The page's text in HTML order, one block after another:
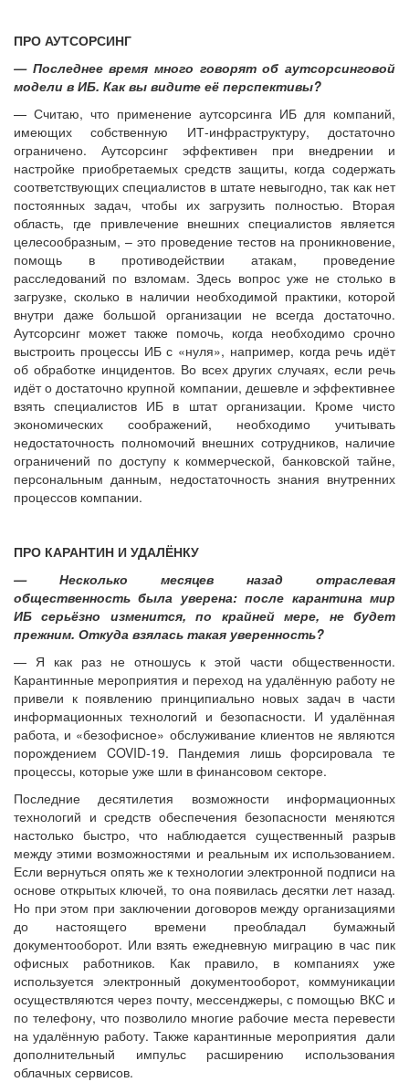
ПРО АУТСОРСИНГ
— Последнее время много говорят об аутсорсинговой
модели в ИБ. Как вы видите её перспективы?
— Считаю, что применение аутсорсинга ИБ для компаний,
имеющих собственную ИТ-инфраструктуру, достаточно
ограничено. Аутсорсинг эффективен при внедрении и
настройке приобретаемых средств защиты, когда содержать
соответствующих специалистов в штате невыгодно, так как нет
постоянных задач, чтобы их загрузить полностью. Вторая
область, где привлечение внешних специалистов является
целесообразным, – это проведение тестов на проникновение,
помощь в противодействии атакам, проведение
расследований по взломам. Здесь вопрос уже не столько в
загрузке, сколько в наличии необходимой практики, которой
внутри даже большой организации не всегда достаточно.
Аутсорсинг может также помочь, когда необходимо срочно
выстроить процессы ИБ с «нуля», например, когда речь идёт
об обработке инцидентов. Во всех других случаях, если речь
идёт о достаточно крупной компании, дешевле и эффективнее
взять специалистов ИБ в штат организации. Кроме чисто
экономических соображений, необходимо учитывать
недостаточность полномочий внешних сотрудников, наличие
ограничений по доступу к коммерческой, банковской тайне,
персональным данным, недостаточность знания внутренних
процессов компании.
ПРО КАРАНТИН И УДАЛЁНКУ
— Несколько месяцев назад отраслевая
общественность была уверена: после карантина мир
ИБ серьёзно изменится, по крайней мере, не будет
прежним. Откуда взялась такая уверенность?
— Я как раз не отношусь к этой части общественности.
Карантинные мероприятия и переход на удалённую работу не
привели к появлению принципиально новых задач в части
информационных технологий и безопасности. И удалённая
работа, и «безофисное» обслуживание клиентов не являются
порождением COVID-19. Пандемия лишь форсировала те
процессы, которые уже шли в финансовом секторе.
Последние десятилетия возможности информационных
технологий и средств обеспечения безопасности меняются
настолько быстро, что наблюдается существенный разрыв
между этими возможностями и реальным их использованием.
Если вернуться опять же к технологии электронной подписи на
основе открытых ключей, то она появилась десятки лет назад.
Но при этом при заключении договоров между организациями
до настоящего времени преобладал бумажный
документооборот. Или взять ежедневную миграцию в час пик
офисных работников. Как правило, в компаниях уже
используется электронный документооборот, коммуникации
осуществляются через почту, мессенджеры, с помощью ВКС и
по телефону, что позволило многие рабочие места перевести
на удалённую работу. Также карантинные мероприятия дали
дополнительный импульс расширению использования
облачных сервисов.